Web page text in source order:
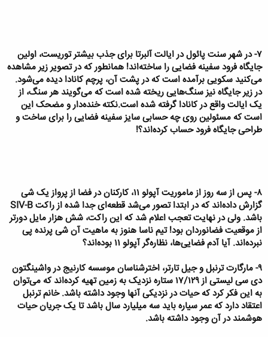
۷- در شهر سنت پائول در ایالت آلبرتا برای جذب بیشتر توریست، اولین
جایگاه فرود سفینه فضایی را ساخته‌اند! همانطور که در تصویر زیر مشاهده
می‌کنید سکویی برآمده است که در پشت آن، پرچم کانادا دیده می‌شود.
در زیر جایگاه نیز سنگ‌هایی ریخته شده است که می‌گویند هر سنگ، از
یک ایالت واقع در کانادا گرفته شده است.نکته خنده‌دار و مضحک این
است که مسئولین روی چه حسابی سایز سفینه فضایی را برای ساخت و
طراحی جایگاه فرود حساب کرده‌اند؟!
۸- پس از سه روز از ماموریت آپولو ۱۱، کارکنان در فضا از پرواز یک شی
گزارش داده‌اند که در ابتدا تصور می‌شد قطعه‌ای جدا شده از راکت SIV-B
باشد. ولی در نهایت تعجب اعلام شد که این راکت،‌ شش هزار مایل دورتر
از موقعیت فضانوردان بود! تیم ناسا هنوز به ماهیت آن شی پرنده پی
نبرده‌اند. آیا آدم فضایی‌ها، نظاره‌گر آپولو ۱۱ بوده‌اند؟
۹- مارگارت ترنبل و جیل تارتر، اخترشناسان موسسه کارنیج در واشینگتون
دی سی لیستی از ۱۷/۱۲۹ ستاره‌ نزدیک به زمین تهیه کرده‌اند که می‌توان
به این فکر کرد که حیات در نزدیکی آنها وجود داشته باشد. خانم ترنبل
اعتقاد دارد که عمر سیاره باید سه میلیارد سال باشد تا یک جریان حیات
هوشمند در آن وجود داشته باشد.